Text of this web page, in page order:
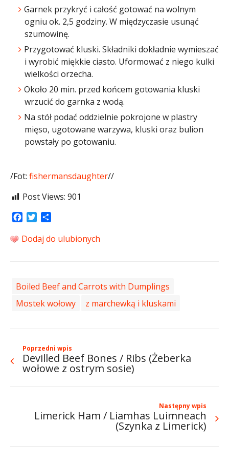
Garnek przykryć i całość gotować na wolnym
ogniu ok. 2,5 godziny. W międzyczasie usunąć
szumowinę.
Przygotować kluski. Składniki dokładnie wymieszać
i wyrobić miękkie ciasto. Uformować z niego kulki
wielkości orzecha.
Około 20 min. przed końcem gotowania kluski
wrzucić do garnka z wodą.
Na stół podać oddzielnie pokrojone w plastry
mięso, ugotowane warzywa, kluski oraz bulion
powstały po gotowaniu.
/Fot: fishermansdaughter//
Post Views: 901
Facebook
Twitter
Dodaj do ulubionych
Boiled Beef and Carrots with Dumplings
Mostek wołowy
z marchewką i kluskami
Poprzedni wpis
Devilled Beef Bones / Ribs (Żeberka
wołowe z ostrym sosie)
Następny wpis
Limerick Ham / Liamhas Luimneach
(Szynka z Limerick)